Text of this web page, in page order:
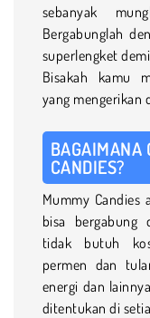
sebanyak
Bergabunglah
superlengket
Bisakah kamu
yang mengerikan
BAGAIMANA
CANDIES?
Mummy Candies
bisa bergabung
tidak butuh
permen dan
energi dan
ditentukan di